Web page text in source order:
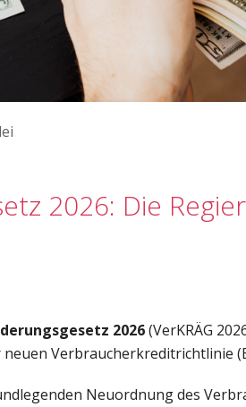
2026: Die
2026(VerKRÄG
Verbraucherkreditrichtlinie
Neuordnung des